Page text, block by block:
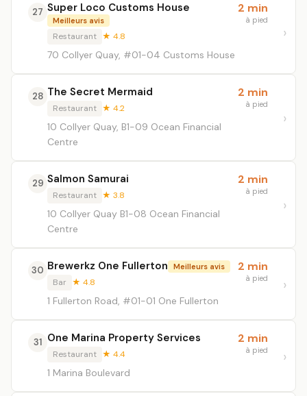
27 Super Loco Customs House
Meilleurs avis
Restaurant ★ 4.8
70 Collyer Quay, #01-04 Customs House
2 min
à pied
28 The Secret Mermaid
Restaurant ★ 4.2
10 Collyer Quay, B1-09 Ocean Financial
Centre
2 min
à pied
29 Salmon Samurai
Restaurant ★ 3.8
10 Collyer Quay B1-08 Ocean Financial
Centre
2 min
à pied
30 Brewerkz One Fullerton Meilleurs avis
Bar ★ 4.8
1 Fullerton Road, #01-01 One Fullerton
2 min
à pied
31 One Marina Property Services
Restaurant ★ 4.4
1 Marina Boulevard
2 min
à pied